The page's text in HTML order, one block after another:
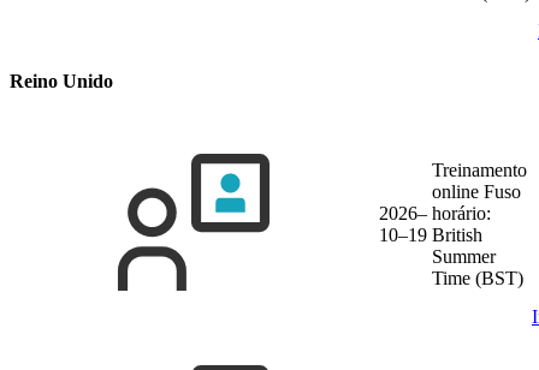
Reino Unido
2026–
10–19
Treinamento
online Fuso
horário:
British
Summer
Time (BST)